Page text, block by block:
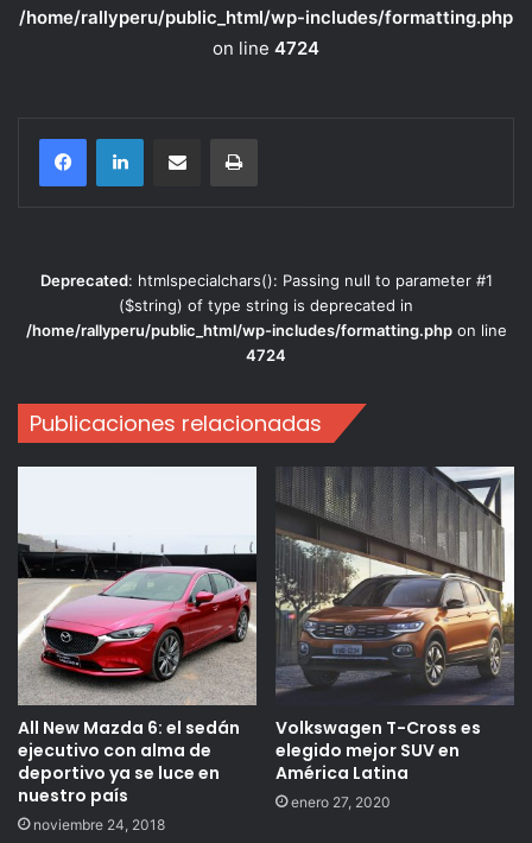
/home/rallyperu/public_html/wp-includes/formatting.php
on line 4724
Compartir por correo electrónicoImprimir
Deprecated: htmlspecialchars(): Passing null to parameter #1
($string) of type string is deprecated in
/home/rallyperu/public_html/wp-includes/formatting.phpon line
4724
Publicaciones relacionadas
All New Mazda 6: el sedán
ejecutivo con alma de
deportivo ya se luce en
nuestro país
noviembre 24, 2018
Volkswagen T-Cross es
elegido mejor SUV en
América Latina
enero 27, 2020